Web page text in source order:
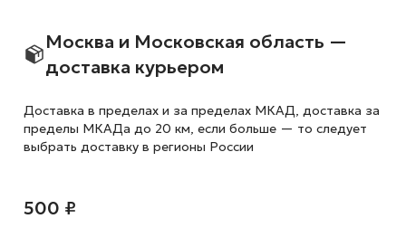
Москва и Московская область —
доставка курьером
Доставка в пределах и за пределах МКАД, доставка за
пределы МКАДа до 20 км, если больше — то следует
выбрать доставку в регионы России
500 ₽